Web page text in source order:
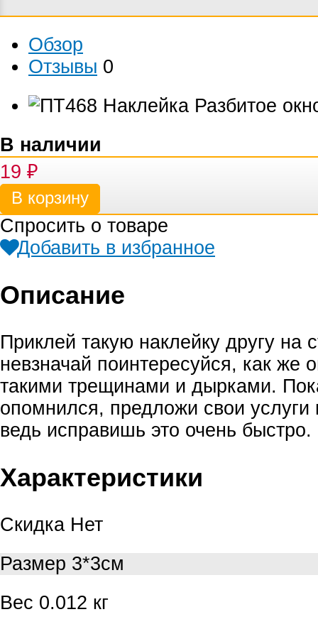
Обзор
Отзывы 0
В наличии
19 ₽
Спросить о товаре
Добавить в избранное
Описание
Приклей такую наклейку другу на
невзначай поинтересуйся, как же
такими трещинами и дырками.
опомнился, предложи свои
ведь исправишь это очень быстро.
Характеристики
Скидка Нет
Размер 3*3см
Вес 0.012 кг